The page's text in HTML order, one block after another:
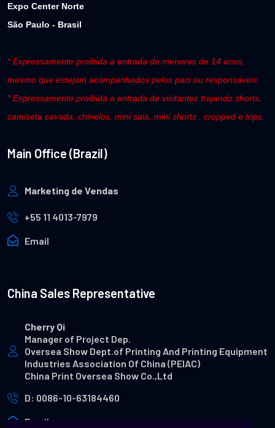
Expo Center Norte
São Paulo - Brasil
* Expressamente proibida a entrada de menores de 14 anos,
mesmo que estejam acompanhados pelos pais ou responsáveis.
* Expressamente proibida a entrada de visitantes trajando shorts,
camiseta cavada, chinelos, mini saia, mini shorts , cropped e tops.
Main Office (Brazil)
Marketing de Vendas
+55 11 4013-7979
Email
China Sales Representative
Cherry Qi
Manager of Project Dep.
Oversea Show Dept.of Printing And Printing Equipment
Industries Association Of China (PEIAC)
China Print Oversea Show Co.,Ltd
D: 0086-10-63184460
Email